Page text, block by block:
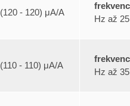
(120 - 120) μA/A
Hz až
(110 - 110) μA/A
Hz až